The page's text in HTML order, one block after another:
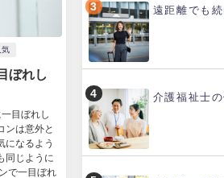
気
ぼれし
目ぼれし
ンは意外と
になるよう
同じように
で一目ぼれ
遠距離でも
介護福祉士